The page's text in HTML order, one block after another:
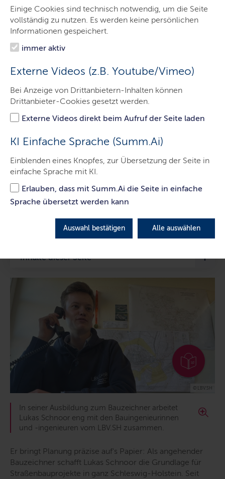
Einige Cookies sind technisch notwendig, um die Seite
vollständig zu nutzen. Es werden keine persönlichen
Informationen gespeichert.
immer aktiv
Externe Videos (z.B. Youtube/Vimeo)
Bei Anzeige von Drittanbietern-Inhalten können
Drittanbieter-Cookies gesetzt werden.
Externe Videos direkt beim Aufruf der Seite laden
KI Einfache Sprache (Summ.Ai)
Einblenden eines Knopfes, zur Übersetzung der Seite in
einfache Sprache mit KI.
Erlauben, dass mit Summ.Ai die Seite in einfache
Sprache übersetzt werden kann
Auswahl bestätigen Alle auswählen
Der LBV.SH
Aufgaben
Service
Presse
Jobs & Karriere
Pläne machen Zukunft
In seiner Ausbildung zum Bauzeichner arbeitet Lukas
Schnoor beim Landesbetrieb Straßenbau und Verkehr
Schleswig-Holstein (LBV.SH) an den Straßen von
morgen mit.
Inhalte dieser Seite
© LBV.SH
In seiner Ausbildung zum Bauzeichner arbeitet
Lukas Schnoor eng mit den Bauingenieurinnen
und -ingenieuren vom LBV.SH zusammen.
Er bringt Planung präzise auf's Papier: Als angehender
Bauzeichner schafft Lukas Schnoor die Grundlage für
Straßenbauprojekte in ganz Schleswig-Holstein. Seit